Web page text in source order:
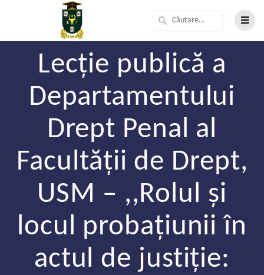
Lecție publică a
Departamentului
Drept Penal al
Facultății de Drept,
USM – ,,Rolul și
locul probațiunii în
actul de justiție: